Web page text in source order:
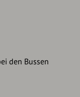
den Bussen